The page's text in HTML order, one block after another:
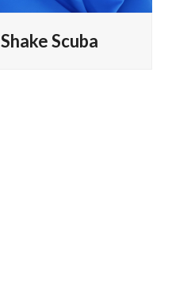
Shake Scuba